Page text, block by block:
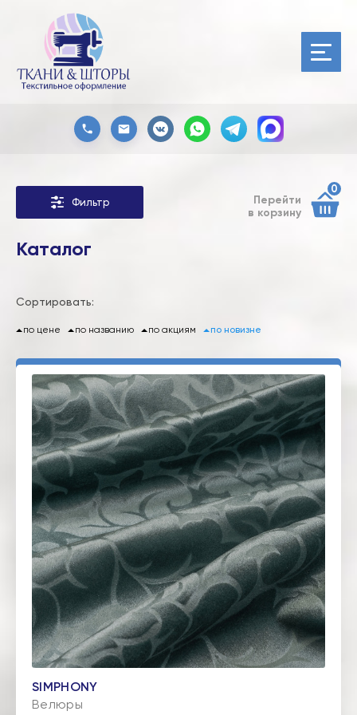
Фильтр
Каталог
Перейти
в корзину
0
Сортировать:
по цене по названию по акциям по новизне
SIMPHONY
Велюры